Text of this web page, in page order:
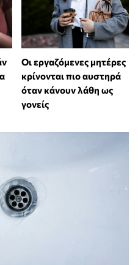
Οι εργαζόμενες μητέρες
κρίνονται πιο αυστηρά
όταν κάνουν λάθη ως
γονείς